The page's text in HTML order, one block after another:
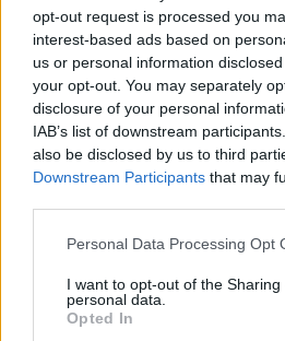
opt-out request is processed you
interest-based ads based on
us or personal information
your opt-out. You may separately
disclosure of your personal
IAB’s list of downstream
also be disclosed by us to third
Downstream Participants that may
Please note that this website/app
not limited to your visit or usage
grant or deny consent to Google
use your data for below specified
Personal Data Processing Opt
I want to opt-out of the Sharing
personal data.
Opted In
film John Williams által írt zenéje
nehézségek elé állította a
Hollerung Gábor. A darabok között
melyet Werner Gábor készített:
Christopher Young szerzeménye, a
filmben halható.
A március 20-ai hangversenyen
fellépett Vásáry André, a három